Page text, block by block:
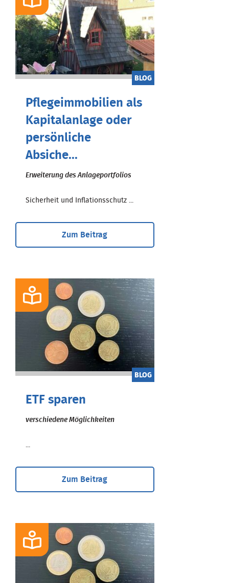
BLOG
Pflegeimmobilien als
Kapitalanlage oder
persönliche
Absiche...
Erweiterung des Anlageportfolios
Sicherheit und Inflationsschutz ...
Zum Beitrag
BLOG
ETF sparen
verschiedene Möglichkeiten
...
Zum Beitrag